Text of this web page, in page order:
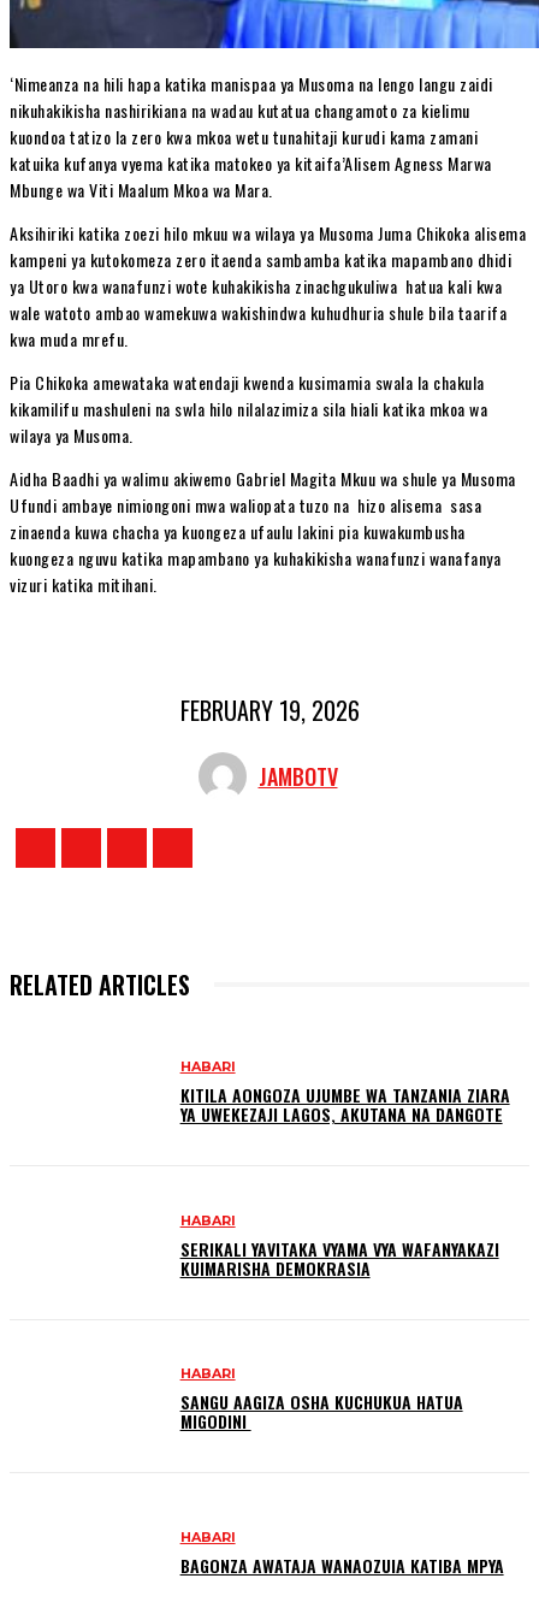
‘Nimeanza na hili hapa katika manispaa ya Musoma na lengo langu zaidi
nikuhakikisha nashirikiana na wadau kutatua changamoto za kielimu
kuondoa tatizo la zero kwa mkoa wetu tunahitaji kurudi kama zamani
katuika kufanya vyema katika matokeo ya kitaifa’Alisem Agness Marwa
Mbunge wa Viti Maalum Mkoa wa Mara.
Aksihiriki katika zoezi hilo mkuu wa wilaya ya Musoma Juma Chikoka alisema
kampeni ya kutokomeza zero itaenda sambamba katika mapambano dhidi
ya Utoro kwa wanafunzi wote kuhakikisha zinachgukuliwa hatua kali kwa
wale watoto ambao wamekuwa wakishindwa kuhudhuria shule bila taarifa
kwa muda mrefu.
Pia Chikoka amewataka watendaji kwenda kusimamia swala la chakula
kikamilifu mashuleni na swla hilo nilalazimiza sila hiali katika mkoa wa
wilaya ya Musoma.
Aidha Baadhi ya walimu akiwemo Gabriel Magita Mkuu wa shule ya Musoma
Ufundi ambaye nimiongoni mwa waliopata tuzo na hizo alisema sasa
zinaenda kuwa chacha ya kuongeza ufaulu lakini pia kuwakumbusha
kuongeza nguvu katika mapambano ya kuhakikisha wanafunzi wanafanya
vizuri katika mitihani.
FEBRUARY 19, 2026
JAMBOTV
RELATED ARTICLES
HABARI
KITILA AONGOZA UJUMBE WA TANZANIA ZIARA
YA UWEKEZAJI LAGOS, AKUTANA NA DANGOTE
HABARI
SERIKALI YAVITAKA VYAMA VYA WAFANYAKAZI
KUIMARISHA DEMOKRASIA
HABARI
SANGU AAGIZA OSHA KUCHUKUA HATUA
MIGODINI ‎
HABARI
BAGONZA AWATAJA WANAOZUIA KATIBA MPYA